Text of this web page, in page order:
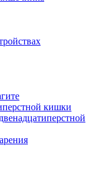
кишки